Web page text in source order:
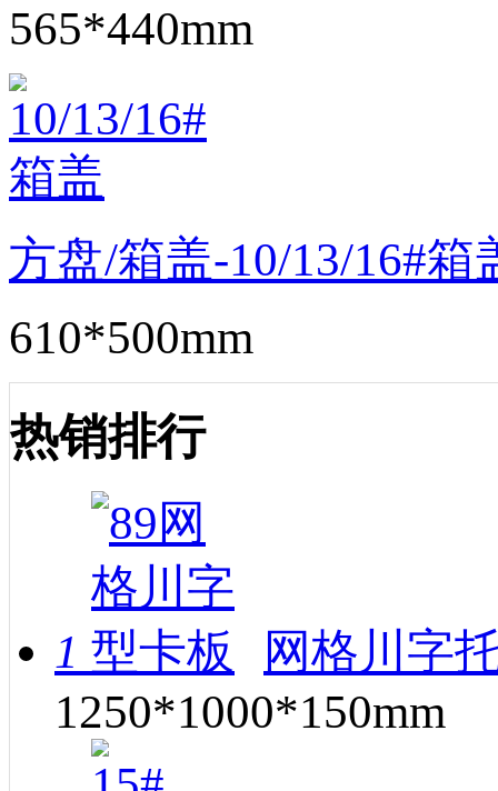
565*440mm
方盘/箱盖-10/13/16#箱
610*500mm
热销排行
1
网格川字
1250*1000*150mm